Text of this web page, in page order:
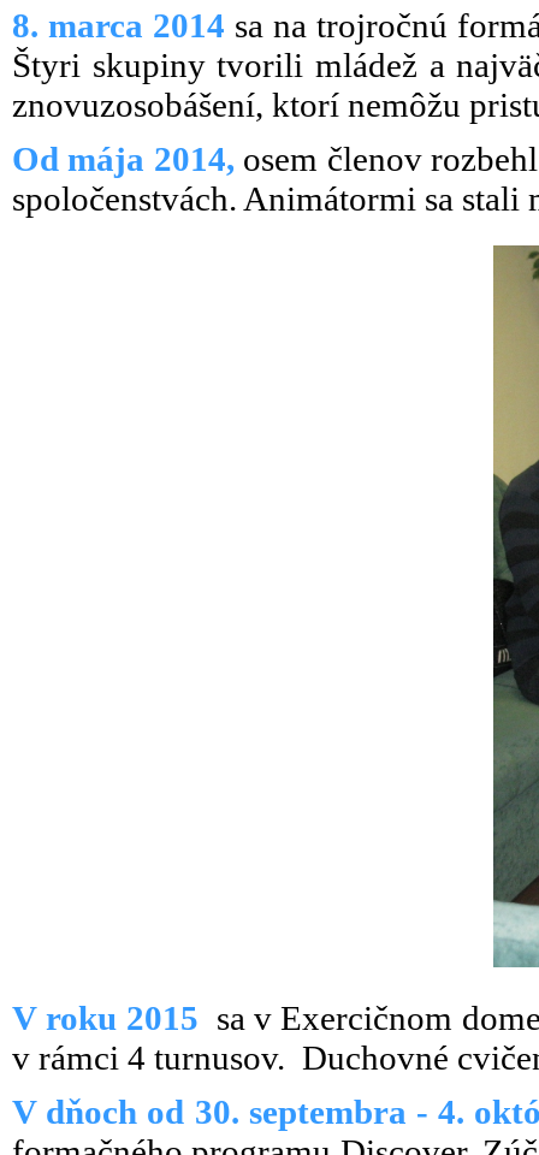
8. marca 2014 sa na trojročnú
Štyri skupiny tvorili mládež a
znovuzosobášení, ktorí nemôžu
Od mája 2014, osem členov
spoločenstvách. Animátormi sa
V roku 2015 sa v Exercičnom
v rámci 4 turnusov. Duchovné
V dňoch od 30. septembra - 4.